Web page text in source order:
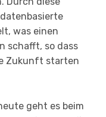
was einen
schafft, so dass
Zukunft starten
geht es beim